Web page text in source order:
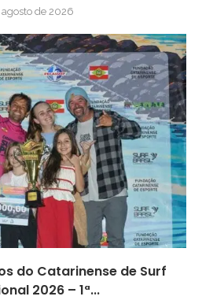
de 2026
do Catarinense de Surf
2026 – 1ª...